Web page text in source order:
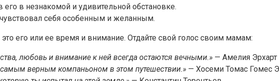
его в незнакомой и удивительной обстановке.
себя особенным и желанным.
его или ее время и внимание. Отдайте свой голос своим мамам:
любовь и внимание к ней всегда остаются вечными.» — Амелия Эрхарт
верным компаньоном в этом путешествии.» — Хосеми Томас Гомес